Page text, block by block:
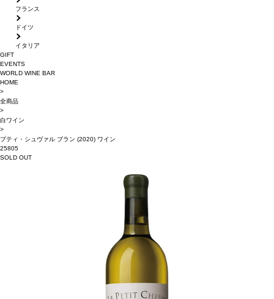
フランス
ドイツ
イタリア
GIFT
EVENTS
WORLD WINE BAR
HOME
>
全商品
>
白ワイン
>
プティ・シュヴァル ブラン (2020) ワイン
25805
SOLD OUT